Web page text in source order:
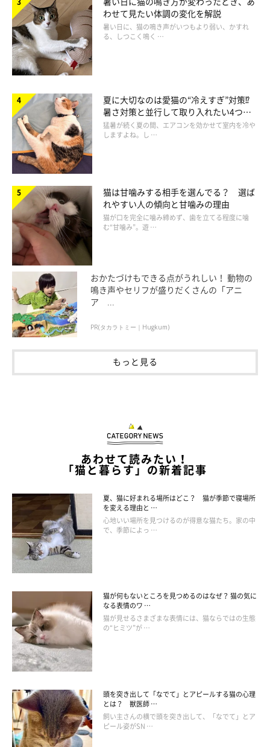
ーー飼い始めにおなかを壊してしまうことが多いかと思います。
どのような原因が考えられるでしょうか。
岡本先生：
「ストレスによる腸炎の可能性があります。また、保護猫の場合
は、寄生虫に感染している可能性も考えられるかもしれません」
ーーおなかを壊してしまった場合、どのように対応すれば良いで
しょうか。
「可能であれば、すぐに動物病院を受診しましょう。それが難し
い場合は、猫の便を動物病院に持参し、検査と薬の相談をするの
がいいでしょう」
飼い始めは距離感に注意して
わせて見たい体調の変化を解説
暑い日に、猫の鳴き声がいつもより弱い、かすれ
る、しつこく鳴く …
夏に大切なのは愛猫の“冷えすぎ”対策⁉
暑さ対策と並行して取り入れたい4つの
工夫
猛暑が続く夏の間、エアコンを効かせて室内を冷や
しますよね。し …
猫は甘噛みする相手を選んでる？ 選ば
れやすい人の傾向と甘噛みの理由
猫が口を完全に噛み締めず、歯を立てる程度に噛
む“甘噛み”。遊 …
おかたづけもできる点がうれしい！ 動物の
鳴き声やセリフが盛りだくさんの「アニ
ア ...
PR(タカラトミー｜Hugkum)
もっと見る
あわせて読みたい！
「猫と暮らす」の新着記事
夏、猫に好まれる場所はどこ？ 猫が季節で寝場所
を変える理由と …
心地いい場所を見つけるのが得意な猫たち。家の中
で、季節によっ …
猫が何もないところを見つめるのはなぜ？ 猫の気に
なる表情のワ …
猫が見せるさまざまな表情には、猫ならではの生態
の“ヒミツ”が …
頭を突き出して「なでて」とアピールする猫の心理
とは？ 獣医師 …
飼い主さんの横で頭を突き出して、「なでて」とア
ピール姿がSN …